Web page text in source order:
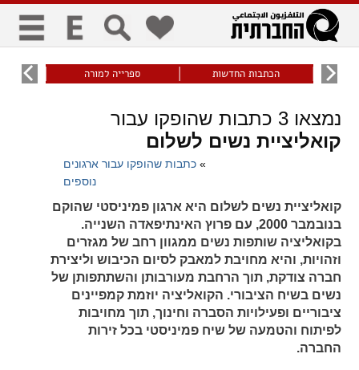
כללי
visibility_off
ביטול הבהובים ניווט מקלדת
zoom_out
zoom_in
התקרב
גופנים
remove_circle_outline
add_circle_outline
הכתבות החדשות ספרייה למורה עוני
נמצאו3 כתבות שהופקו עבור
קואליציית נשים לשלום
»כתבות שהופקו עבור ארגונים
נוספים
קואליציית נשים לשלום היא ארגון פמיניסטי שהוקם
בנובמבר 2000, עם פרוץ האינתיפאדה השנייה.
בקואליציה שותפות נשים ממגוון רחב של מגזרים
וזהויות, והיא מחויבת למאבק לסיום הכיבוש וליצירת
חברה צודקת, תוך הרחבת מעורבותן והשתתפותן של
נשים בשיח הציבורי. הקואליציה יוזמת קמפיינים
ציבוריים ופעילויות הסברה וחינוך, תוך מחויבות
לפיתוח והטמעה של שיח פמיניסטי בכל זירות
החברה.